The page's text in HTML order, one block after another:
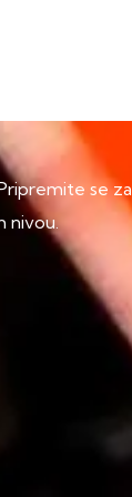
se za
nivou.